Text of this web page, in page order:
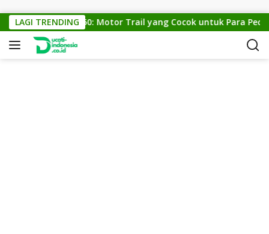
LAGI TRENDING
KTM Cross 150: Motor Trail yang Cocok untuk Para Pecinta